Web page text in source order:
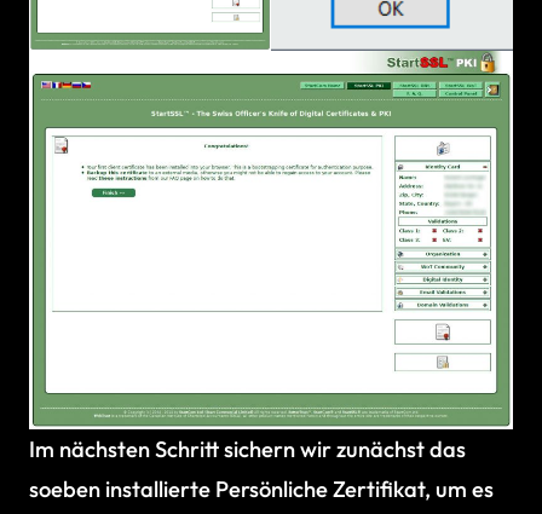
Im nächsten Schritt sichern wir zunächst das
soeben installierte Persönliche Zertifikat, um es